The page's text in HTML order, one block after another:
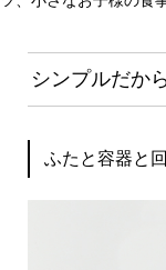
シンプルだか
ふたと容器と